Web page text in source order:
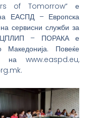
of Tomorrow“ е
ЕАСПД – Европска
сервисни служби за
– ПОРАКА е
Македонија. Повеќе
на www.easpd.eu,